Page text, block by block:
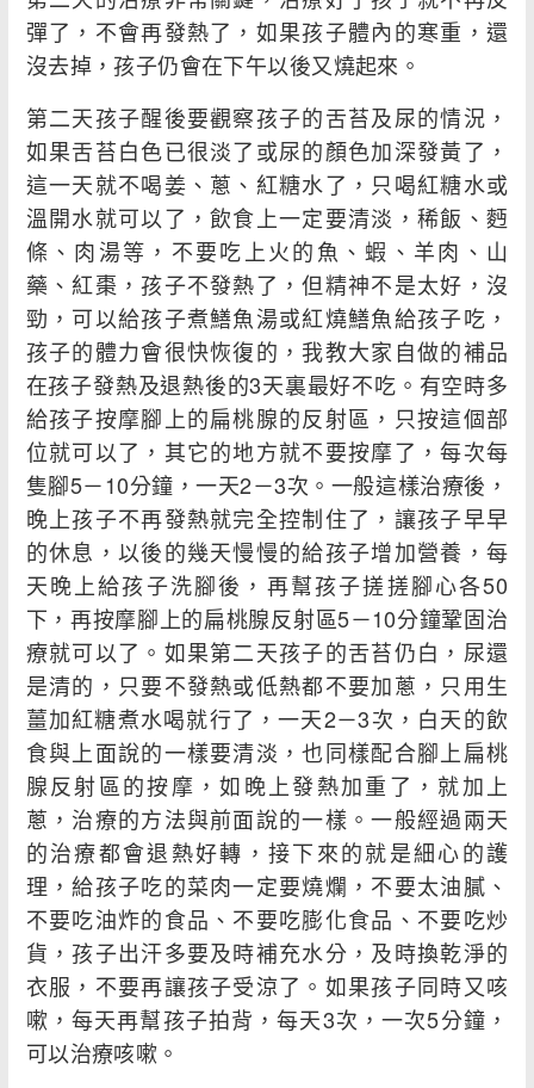
彈了，不會再發熱了，如果孩子體內的寒重，還
沒去掉，孩子仍會在下午以後又燒起來。
第二天孩子醒後要觀察孩子的舌苔及尿的情況，
如果舌苔白色已很淡了或尿的顏色加深發黃了，
這一天就不喝姜、蔥、紅糖水了，只喝紅糖水或
溫開水就可以了，飲食上一定要清淡，稀飯、麪
條、肉湯等，不要吃上火的魚、蝦、羊肉、山
藥、紅棗，孩子不發熱了，但精神不是太好，沒
勁，可以給孩子煮鱔魚湯或紅燒鱔魚給孩子吃，
孩子的體力會很快恢復的，我教大家自做的補品
在孩子發熱及退熱後的3天裏最好不吃。有空時多
給孩子按摩腳上的扁桃腺的反射區，只按這個部
位就可以了，其它的地方就不要按摩了，每次每
隻腳5－10分鐘，一天2－3次。一般這樣治療後，
晚上孩子不再發熱就完全控制住了，讓孩子早早
的休息，以後的幾天慢慢的給孩子增加營養，每
天晚上給孩子洗腳後，再幫孩子搓搓腳心各50
下，再按摩腳上的扁桃腺反射區5－10分鐘鞏固治
療就可以了。如果第二天孩子的舌苔仍白，尿還
是清的，只要不發熱或低熱都不要加蔥，只用生
薑加紅糖煮水喝就行了，一天2－3次，白天的飲
食與上面說的一樣要清淡，也同樣配合腳上扁桃
腺反射區的按摩，如晚上發熱加重了，就加上
蔥，治療的方法與前面說的一樣。一般經過兩天
的治療都會退熱好轉，接下來的就是細心的護
理，給孩子吃的菜肉一定要燒爛，不要太油膩、
不要吃油炸的食品、不要吃膨化食品、不要吃炒
貨，孩子出汗多要及時補充水分，及時換乾淨的
衣服，不要再讓孩子受涼了。如果孩子同時又咳
嗽，每天再幫孩子拍背，每天3次，一次5分鐘，
可以治療咳嗽。